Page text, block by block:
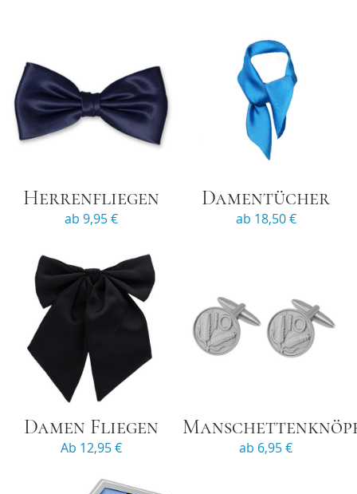
Herrenfliegen
ab 9,95 €
Damentücher
ab 18,50 €
Damen Fliegen
Ab 12,95 € ab 6,95 €